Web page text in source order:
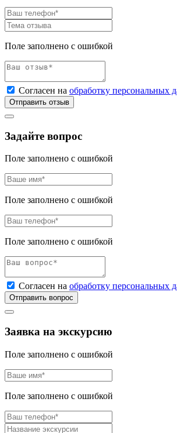
Поле заполнено с ошибкой
Согласен на обработку персональных
Отправить отзыв
Задайте вопрос
Поле заполнено с ошибкой
Поле заполнено с ошибкой
Поле заполнено с ошибкой
Согласен на обработку персональных
Отправить вопрос
Заявка на экскурсию
Поле заполнено с ошибкой
Поле заполнено с ошибкой